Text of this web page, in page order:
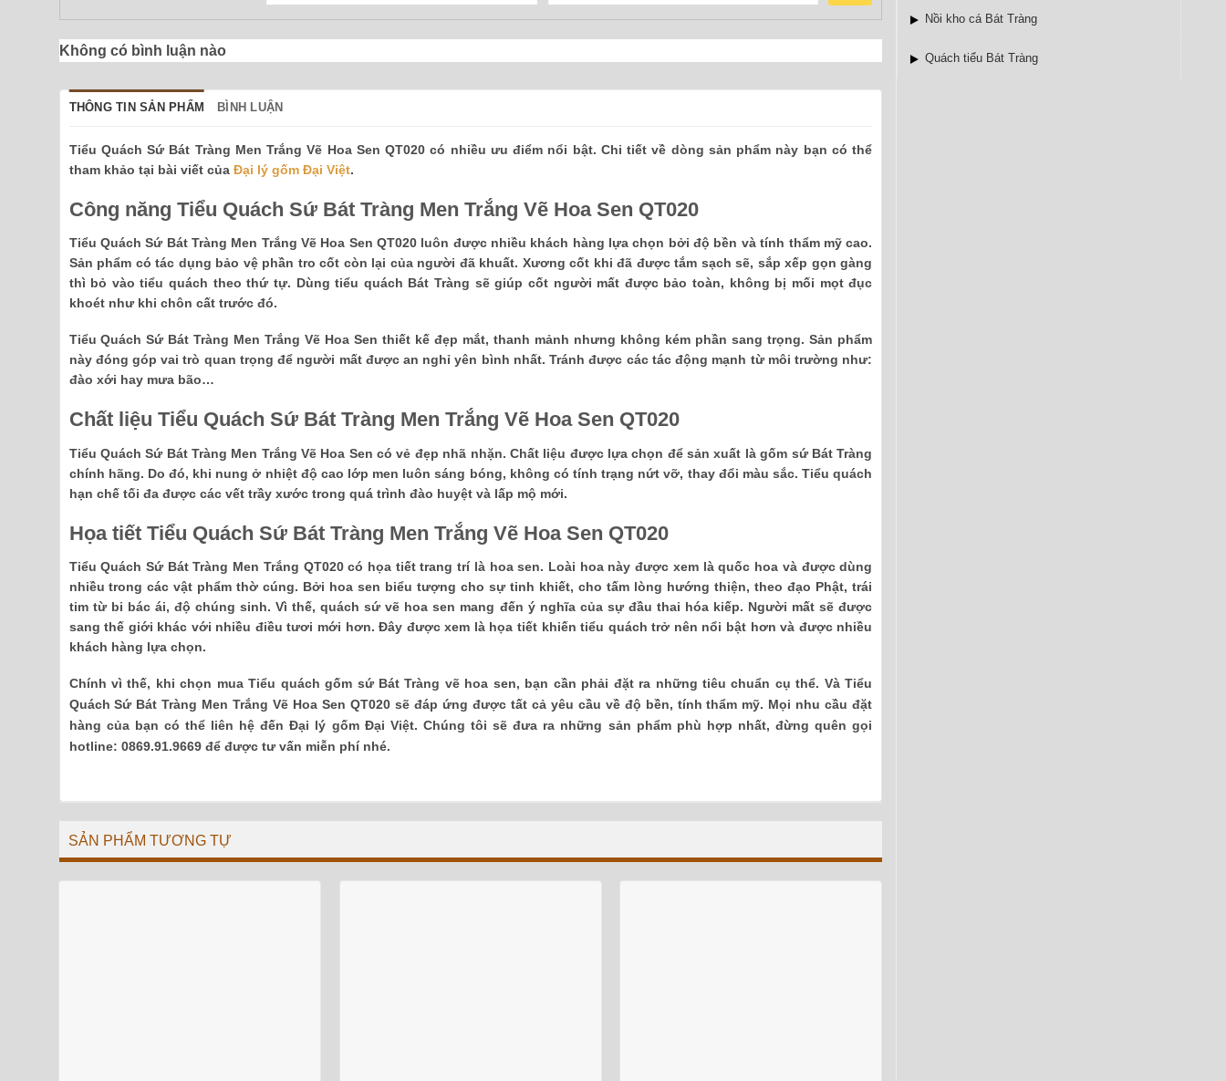
Nồi kho cá Bát Tràng
Quách tiểu Bát Tràng
Không có bình luận nào
THÔNG TIN SẢN PHẨM BÌNH LUẬN
Tiểu Quách Sứ Bát Tràng Men Trắng Vẽ Hoa Sen QT020 có nhiều ưu điểm nổi bật. Chi tiết về dòng sản phẩm này bạn có thể
tham khảo tại bài viết của Đại lý gốm Đại Việt.
Công năng Tiểu Quách Sứ Bát Tràng Men Trắng Vẽ Hoa Sen QT020
Tiểu Quách Sứ Bát Tràng Men Trắng Vẽ Hoa Sen QT020 luôn được nhiều khách hàng lựa chọn bởi độ bền và tính thẩm mỹ cao.
Sản phẩm có tác dụng bảo vệ phần tro cốt còn lại của người đã khuất. Xương cốt khi đã được tắm sạch sẽ, sắp xếp gọn gàng
thì bỏ vào tiểu quách theo thứ tự. Dùng tiểu quách Bát Tràng sẽ giúp cốt người mất được bảo toàn, không bị mối mọt đục
khoét như khi chôn cất trước đó.
Tiểu Quách Sứ Bát Tràng Men Trắng Vẽ Hoa Sen thiết kế đẹp mắt, thanh mảnh nhưng không kém phần sang trọng. Sản phẩm
này đóng góp vai trò quan trọng để người mất được an nghỉ yên bình nhất. Tránh được các tác động mạnh từ môi trường như:
đào xới hay mưa bão…
Chất liệu Tiểu Quách Sứ Bát Tràng Men Trắng Vẽ Hoa Sen QT020
Tiểu Quách Sứ Bát Tràng Men Trắng Vẽ Hoa Sen có vẻ đẹp nhã nhặn. Chất liệu được lựa chọn để sản xuất là gốm sứ Bát Tràng
chính hãng. Do đó, khi nung ở nhiệt độ cao lớp men luôn sáng bóng, không có tính trạng nứt vỡ, thay đổi màu sắc. Tiểu quách
hạn chế tối đa được các vết trầy xước trong quá trình đào huyệt và lấp mộ mới.
Họa tiết Tiểu Quách Sứ Bát Tràng Men Trắng Vẽ Hoa Sen QT020
Tiểu Quách Sứ Bát Tràng Men Trắng QT020 có họa tiết trang trí là hoa sen. Loài hoa này được xem là quốc hoa và được dùng
nhiều trong các vật phẩm thờ cúng. Bởi hoa sen biểu tượng cho sự tinh khiết, cho tấm lòng hướng thiện, theo đạo Phật, trái
tim từ bi bác ái, độ chúng sinh. Vì thế, quách sứ vẽ hoa sen mang đến ý nghĩa của sự đầu thai hóa kiếp. Người mất sẽ được
sang thế giới khác với nhiều điều tươi mới hơn. Đây được xem là họa tiết khiến tiểu quách trở nên nổi bật hơn và được nhiều
khách hàng lựa chọn.
Chính vì thế, khi chọn mua Tiểu quách gốm sứ Bát Tràng vẽ hoa sen, bạn cần phải đặt ra những tiêu chuẩn cụ thể. Và Tiểu
Quách Sứ Bát Tràng Men Trắng Vẽ Hoa Sen QT020 sẽ đáp ứng được tất cả yêu cầu về độ bền, tính thẩm mỹ. Mọi nhu cầu đặt
hàng của bạn có thể liên hệ đến Đại lý gốm Đại Việt. Chúng tôi sẽ đưa ra những sản phẩm phù hợp nhất, đừng quên gọi
hotline: 0869.91.9669 để được tư vấn miễn phí nhé.
SẢN PHẨM TƯƠNG TỰ